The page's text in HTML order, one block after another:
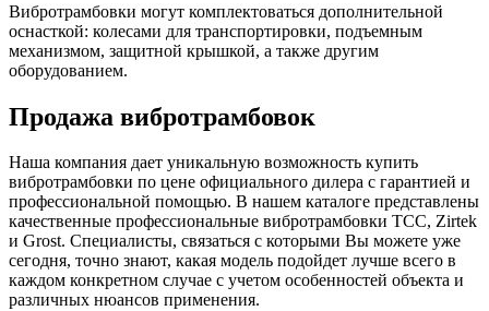
Вибротрамбовки могут комплектоваться дополнительной
оснасткой: колесами для транспортировки, подъемным
механизмом, защитной крышкой, а также другим
оборудованием.
Продажа вибротрамбовок
Наша компания дает уникальную возможность купить
вибротрамбовки по цене официального дилера с гарантией и
профессиональной помощью. В нашем каталоге представлены
качественные профессиональные вибротрамбовки ТСС, Zirtek
и Grost. Специалисты, связаться с которыми Вы можете уже
сегодня, точно знают, какая модель подойдет лучше всего в
каждом конкретном случае с учетом особенностей объекта и
различных нюансов применения.